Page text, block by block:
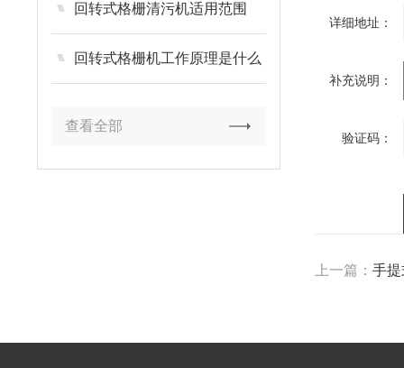
回转式格栅清污机适用范围
回转式格栅机工作原理是什么
查看全部
详细地址：
补充说明：
验证码：
上一篇：手